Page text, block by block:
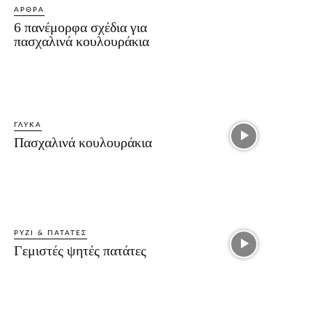
ΆΡΘΡΑ
6 πανέμορφα σχέδια για
πασχαλινά κουλουράκια
ΓΛΥΚΆ
Πασχαλινά κουλουράκια
ΡΎΖΙ & ΠΑΤΆΤΕΣ
Γεμιστές ψητές πατάτες